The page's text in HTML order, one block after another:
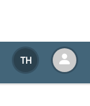
TH
งาน